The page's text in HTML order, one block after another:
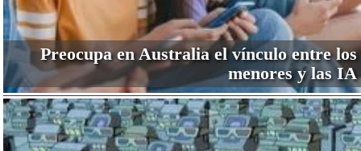
Preocupa en Australia el vínculo entre los
menores y las IA